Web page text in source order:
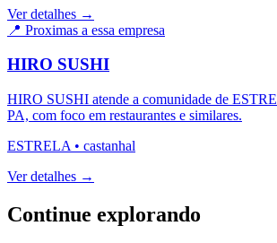
Ver detalhes →
📍 Proximas a essa empresa
HIRO SUSHI
HIRO SUSHI atende a comunidade de
PA, com foco em restaurantes e similares.
ESTRELA • castanhal
Ver detalhes →
Continue explorando